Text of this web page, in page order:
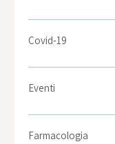
Covid-19
Eventi
Farmacologia